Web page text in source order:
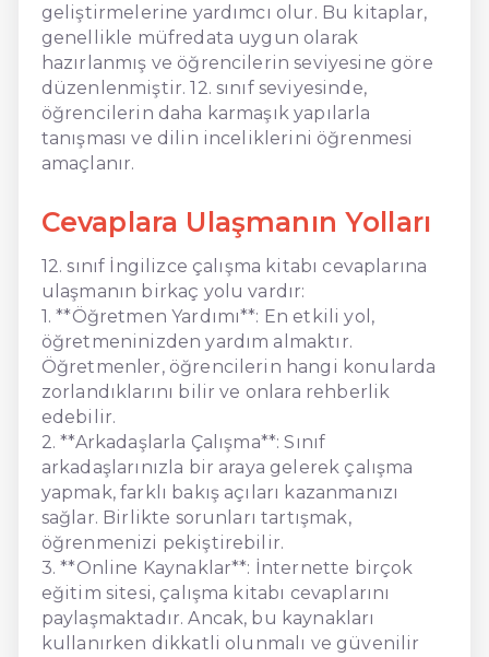
geliştirmelerine yardımcı olur. Bu kitaplar,
genellikle müfredata uygun olarak
hazırlanmış ve öğrencilerin seviyesine göre
düzenlenmiştir. 12. sınıf seviyesinde,
öğrencilerin daha karmaşık yapılarla
tanışması ve dilin inceliklerini öğrenmesi
amaçlanır.
Cevaplara Ulaşmanın Yolları
12. sınıf İngilizce çalışma kitabı cevaplarına
ulaşmanın birkaç yolu vardır:
1. **Öğretmen Yardımı**: En etkili yol,
öğretmeninizden yardım almaktır.
Öğretmenler, öğrencilerin hangi konularda
zorlandıklarını bilir ve onlara rehberlik
edebilir.
2. **Arkadaşlarla Çalışma**: Sınıf
arkadaşlarınızla bir araya gelerek çalışma
yapmak, farklı bakış açıları kazanmanızı
sağlar. Birlikte sorunları tartışmak,
öğrenmenizi pekiştirebilir.
3. **Online Kaynaklar**: İnternette birçok
eğitim sitesi, çalışma kitabı cevaplarını
paylaşmaktadır. Ancak, bu kaynakları
kullanırken dikkatli olunmalı ve güvenilir